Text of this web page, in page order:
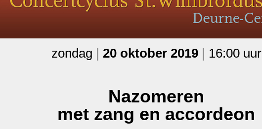
zondag | 20 oktober 2019 | 16:00 uur
Nazomeren
met zang en accordeon